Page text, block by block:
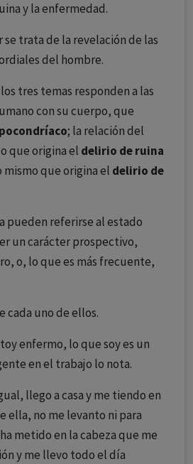
y la enfermedad.
se trata de la revelación de las
del hombre.
tres temas responden a las
con su cuerpo, que
; la relación del
que origina el delirio de ruina
mismo que origina el delirio de
pueden referirse al estado
un carácter prospectivo,
o, lo que es más frecuente,
cada uno de ellos.
enfermo, lo que soy es un
en el trabajo lo nota.
llego a casa y me tiendo en
ella, no me levanto ni para
metido en la cabeza que me
y me llevo todo el día